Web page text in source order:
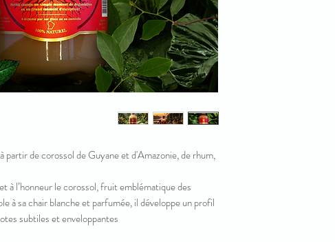
partir de corossol de Guyane et d'Amazonie, de rhum,
à l’honneur le corossol, fruit emblématique des
à sa chair blanche et parfumée, il développe un profil
subtiles et enveloppantes.